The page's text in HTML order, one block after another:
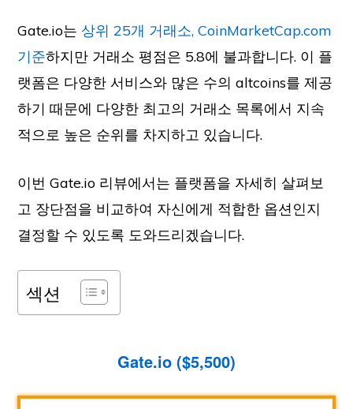
Gate.io는 상위 25개 거래소, CoinMarketCap.com
기준하지만 거래소 평점은 5.8에 불과합니다. 이 플
랫폼은 다양한 서비스와 많은 수의 altcoins를 제공
하기 때문에 다양한 최고의 거래소 목록에서 지속
적으로 높은 순위를 차지하고 있습니다.
이번 Gate.io 리뷰에서는 플랫폼을 자세히 살펴보
고 장단점을 비교하여 자신에게 적합한 옵션인지
결정할 수 있도록 도와드리겠습니다.
섹션
Gate.io ($5,500)